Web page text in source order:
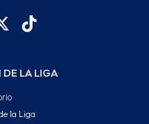
LA LIGA
la Liga